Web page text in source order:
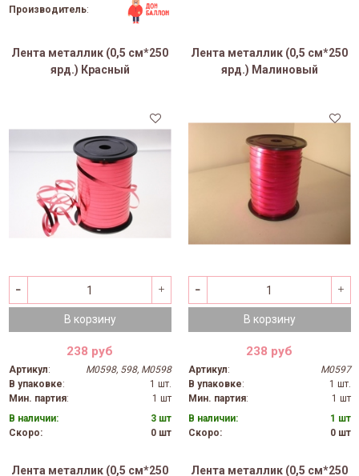
Производитель:
Лента металлик (0,5 см*250
ярд.) Красный
В корзину
238 руб
Артикул:
М0598, 598, M0598
В упаковке:
1 шт.
Мин. партия:
1 шт
В наличии:
3 шт
Скоро:
0 шт
Лента металлик (0,5 см*250
ярд.) Малиновый
В корзину
238 руб
Артикул:
M0597
В упаковке:
1 шт.
Мин. партия:
1 шт
В наличии:
1 шт
Скоро:
0 шт
Лента металлик (0,5 см*250
Лента металлик (0,5 см*250